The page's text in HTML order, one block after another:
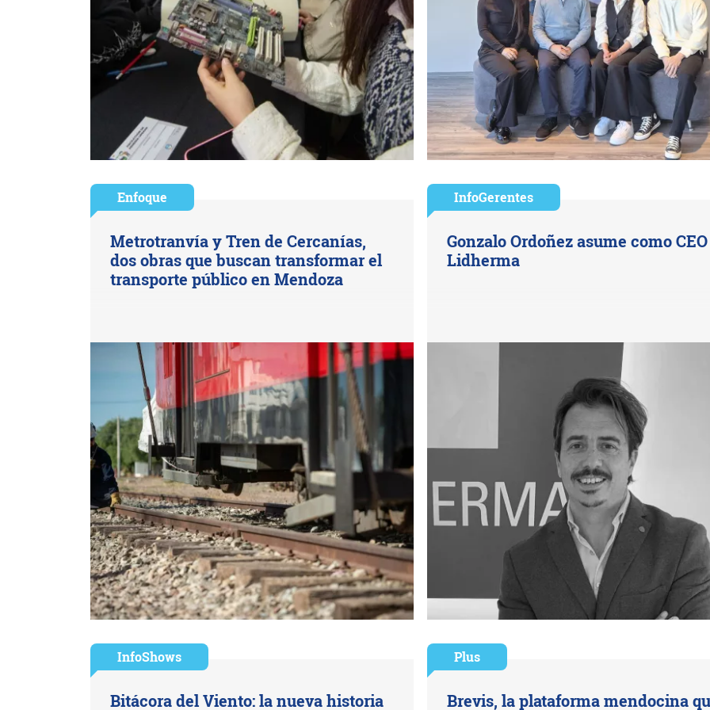
Enfoque
Metrotranvía y Tren de Cercanías,
dos obras que buscan transformar el
transporte público en Mendoza
InfoGerentes
Gonzalo Ordoñez asume como
Lidherma
InfoShows
Bitácora del Viento: la nueva historia
Plus
Brevis, la plataforma mendocina